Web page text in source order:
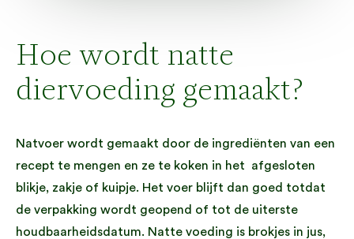
Hoe wordt natte
diervoeding gemaakt?
Natvoer wordt gemaakt door de ingrediënten van een
recept te mengen en ze te koken in het afgesloten
blikje, zakje of kuipje. Het voer blijft dan goed totdat
de verpakking wordt geopend of tot de uiterste
houdbaarheidsdatum. Natte voeding is brokjes in jus,